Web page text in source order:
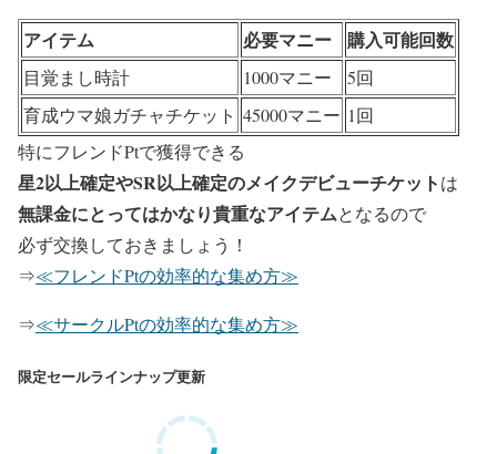
アイテム 必要マニー 購入可能回数
目覚まし時計 1000マニー
5回
育成ウマ娘ガチャチケット 45000マニー 1回
特にフレンドPtで獲得できる
星2以上確定やSR以上確定のメイクデビューチケットは
無課金にとってはかなり貴重なアイテムとなるので
必ず交換しておきましょう！
⇒≪フレンドPtの効率的な集め方≫
⇒≪サークルPtの効率的な集め方≫
限定セールラインナップ更新